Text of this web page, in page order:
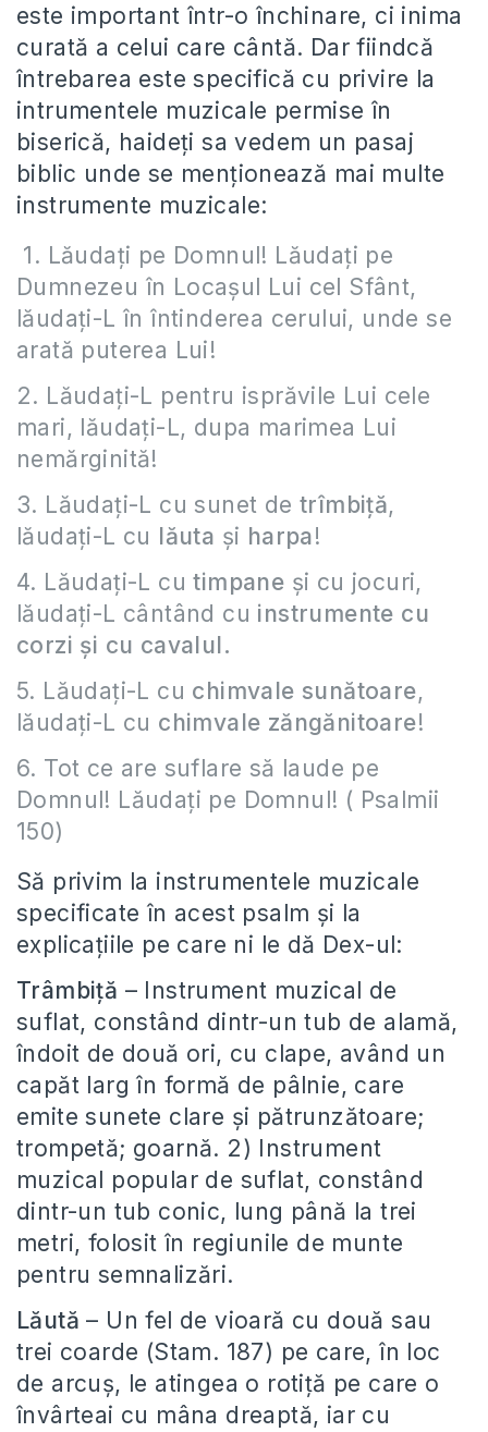
este important într-o închinare, ci inima
curată a celui care cântă. Dar fiindcă
întrebarea este specifică cu privire la
intrumentele muzicale permise în
biserică, haideți sa vedem un pasaj
biblic unde se menționează mai multe
instrumente muzicale:
1. Lăudați pe Domnul! Lăudați pe
Dumnezeu în Locașul Lui cel Sfânt,
lăudați-L în întinderea cerului, unde se
arată puterea Lui!
2. Lăudați-L pentru isprăvile Lui cele
mari, lăudați-L, dupa marimea Lui
nemărginită!
3. Lăudați-L cu sunet de trîmbiță,
lăudați-L cu lăuta și harpa!
4. Lăudați-L cutimpane și cu jocuri,
lăudați-L cântând cu instrumente cu
corzi și cu cavalul.
5. Lăudați-L cu chimvale sunătoare,
lăudați-L cu chimvale zăngănitoare!
6. Tot ce are suflare să laude pe
Domnul! Lăudați pe Domnul! ( Psalmii
150)
Să privim la instrumentele muzicale
specificate în acest psalm și la
explicațiile pe care ni le dă Dex-ul:
Trâmbiță – Instrument muzical de
suflat, constând dintr-un tub de alamă,
îndoit de două ori, cu clape, având un
capăt larg în formă de pâlnie, care
emite sunete clare și pătrunzătoare;
trompetă; goarnă. 2) Instrument
muzical popular de suflat, constând
dintr-un tub conic, lung până la trei
metri, folosit în regiunile de munte
pentru semnalizări.
Lăută – Un fel de vioară cu două sau
trei coarde (Stam. 187) pe care, în loc
de arcuș, le atingea o rotiță pe care o
învârteai cu mâna dreaptă, iar cu